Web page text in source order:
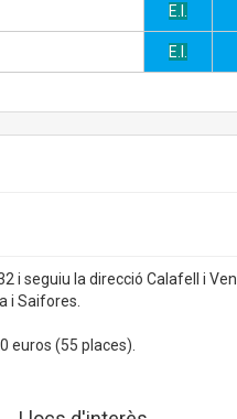
E.I.
E.I.
i seguiu la direcció Calafell i
i Saifores.
euros (55 places).